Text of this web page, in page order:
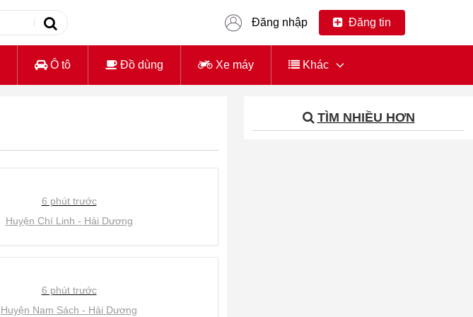
Đăng nhập Đăng tin
Ô tô Đồ dùng Xe máy Khác
6 phút trước
Huyện Chí Linh Hải Dương
6 phút trước
Huyện Nam Sách Hải Dương
TÌM NHIỀU HƠN